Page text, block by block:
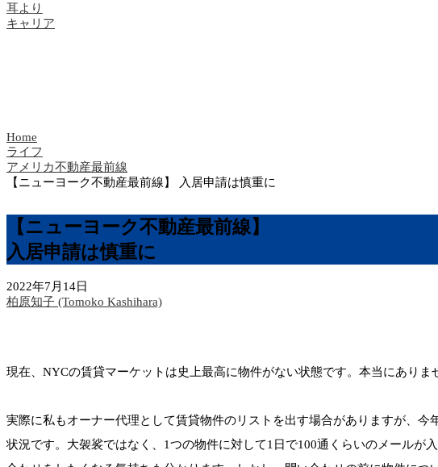
耳より
キャリア
Home
ライフ
アメリカ不動産最前線
【ニューヨーク不動産最前線】 入居申請は慎重に
【ニューヨーク不動産最前線】
入居申請は慎重に
2022年7月14日
柏原知子 (Tomoko Kashihara)
現在、NYCの賃貸マーケットは史上最高に物件がない状態です。本当にあり
実際に私もオーナー代理として賃貸物件のリストを出す場合がありますが、
状況です。大袈裟ではなく、1つの物件に対して1日で100通くらいのメール